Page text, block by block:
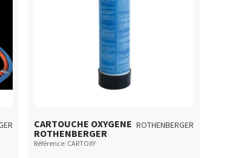
CARTOUCHE OXYGENE
ROTHENBERGER
ROTHENBERGER
Référence: CARTOXY